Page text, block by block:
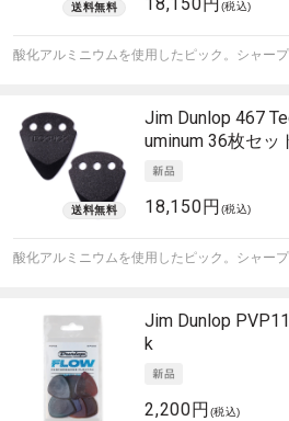
(税込)
酸化アルミニウムを使用したピック。シャー
Jim Dunlop 467
uminum 36枚セッ
18,150円 (税込)
酸化アルミニウムを使用したピック。シャー
Jim Dunlop
k
2,200円 (税込)